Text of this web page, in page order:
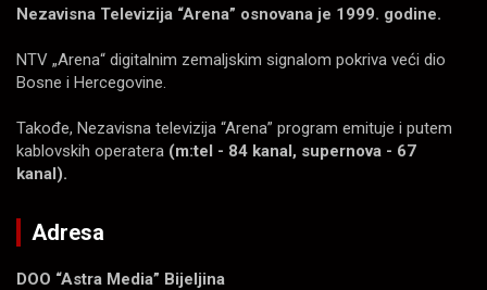
Nezavisna Televizija “Arena” osnovana je 1999. godine.
NTV „Arena“ digitalnim zemaljskim signalom pokriva veći dio
Bosne i Hercegovine.
Takođe, Nezavisna televizija “Arena” program emituje i putem
kablovskih operatera (m:tel - 84 kanal, supernova - 67
kanal).
Adresa
DOO “Astra Media” Bijeljina